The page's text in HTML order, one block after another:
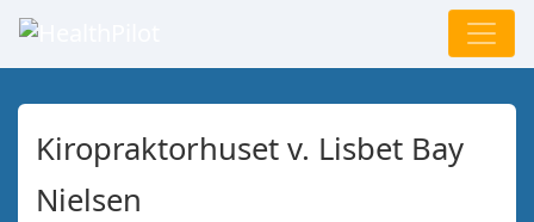
Kiropraktorhuset v. Lisbet Bay
Nielsen